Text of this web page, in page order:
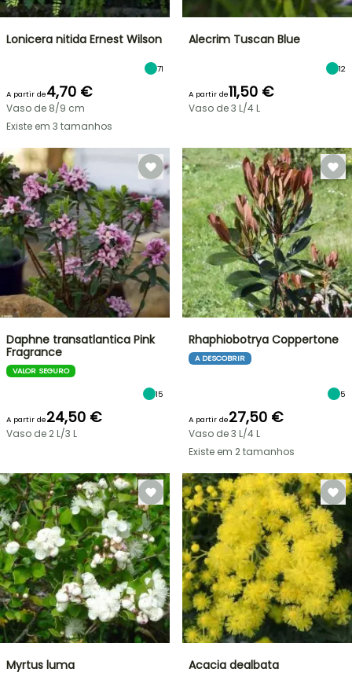
Lonicera nitida Ernest Wilson
71
A partir de4,70 €
Vaso de 8/9 cm
Existe em 3 tamanhos
Alecrim Tuscan Blue
12
A partir de11,50 €
Vaso de 3 L/4 L
Daphne transatlantica Pink
Fragrance
VALOR SEGURO
15
A partir de24,50 €
Vaso de 2 L/3 L
Rhaphiobotrya Coppertone
A DESCOBRIR
5
A partir de27,50 €
Vaso de 3 L/4 L
Existe em 2 tamanhos
Myrtus luma Acacia dealbata